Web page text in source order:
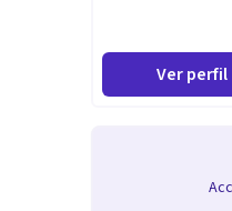
Aptitudes
estamos en
nuestros
Ver perfil